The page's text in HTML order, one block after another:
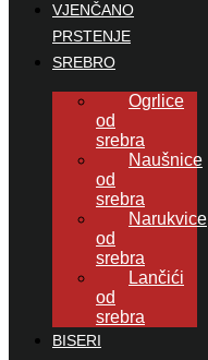
VJENČANO
PRSTENJE
SREBRO
Ogrlice
od
srebra
Naušnice
od
srebra
Narukvice
od
srebra
Lančići
od
srebra
BISERI